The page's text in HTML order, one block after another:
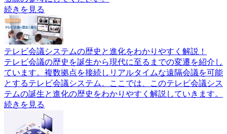
続きを見る
テレビ会議システムの歴史と進化をわかりやすく解説！
テレビ会議の歴史を誕生から現代に至るまでの変遷を紹介し
ています。複数拠点を接続しリアルタイムな遠隔会議を可能
とするテレビ会議システム。ここでは、このテレビ会議シス
テムの誕生と進化の歴史をわかりやすく解説していきます。
続きを見る